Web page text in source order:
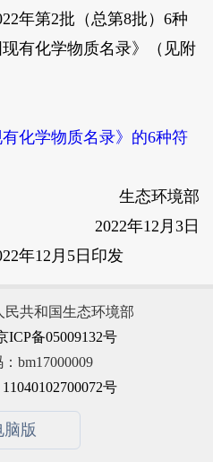
年第2批（总第8批）6种
有化学物质名录》（见附
化学物质名录》的6种符
生态环境部
2022年12月3日
年12月5日印发
民共和国生态环境部
ICP备05009132号
bm17000009
号
脑版